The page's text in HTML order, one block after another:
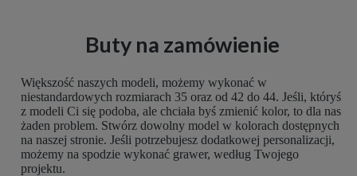
Buty na zamówienie
Większość naszych modeli, możemy wykonać w
niestandardowych rozmiarach 35 oraz od 42 do 44. Jeśli, któryś
z modeli Ci się podoba, ale chciała byś zmienić kolor, to dla nas
żaden problem. Stwórz dowolny model w kolorach dostępnych
na naszej stronie. Jeśli potrzebujesz dodatkowej personalizacji,
możemy na spodzie wykonać grawer, według Twojego
projektu.